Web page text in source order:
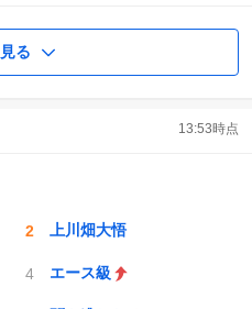
る
13:53時点
上川畑大悟
エース級